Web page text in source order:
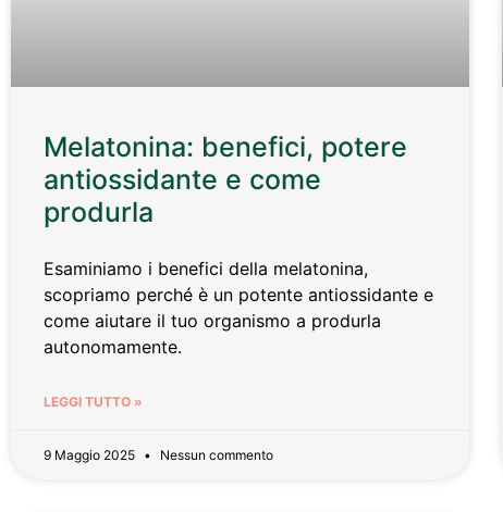
Melatonina: benefici, potere
antiossidante e come
produrla
Esaminiamo i benefici della melatonina,
scopriamo perché è un potente antiossidante e
come aiutare il tuo organismo a produrla
autonomamente.
LEGGI TUTTO »
9 Maggio 2025 Nessun commento